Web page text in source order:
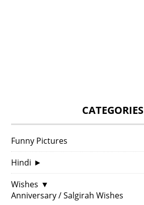
CATEGORIES
Funny Pictures
Hindi ►
Wishes ▼
Anniversary / Salgirah Wishes